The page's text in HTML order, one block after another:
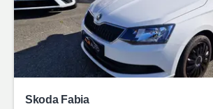
Skoda Fabia